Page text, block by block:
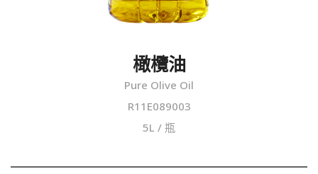
橄欖油
Pure Olive Oil
R11E089003
5L / 瓶